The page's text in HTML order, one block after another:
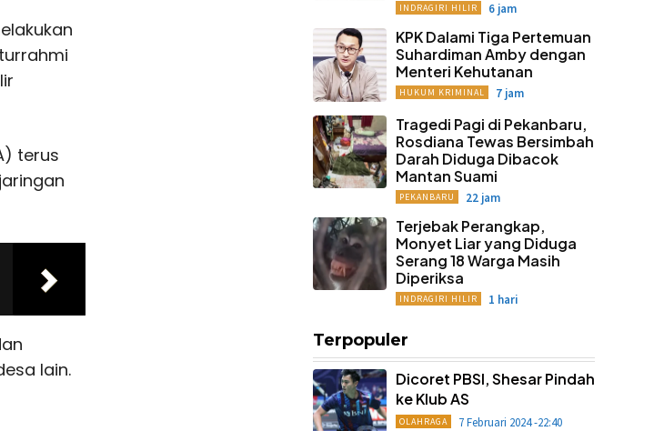
terus
lain.
INDRAGIRI HILIR 6 jam
KPK Dalami Tiga Pertemuan
Suhardiman Amby dengan
Menteri Kehutanan
HUKUM KRIMINAL 7 jam
Tragedi Pagi di Pekanbaru,
Rosdiana Tewas Bersimbah
Darah Diduga Dibacok
Mantan Suami
PEKANBARU 22 jam
Terjebak Perangkap,
Monyet Liar yang Diduga
Serang 18 Warga Masih
Diperiksa
INDRAGIRI HILIR 1 hari
Terpopuler
Dicoret PBSI, Shesar Pindah
ke Klub AS
OLAHRAGA 7 Februari 2024 -22:40